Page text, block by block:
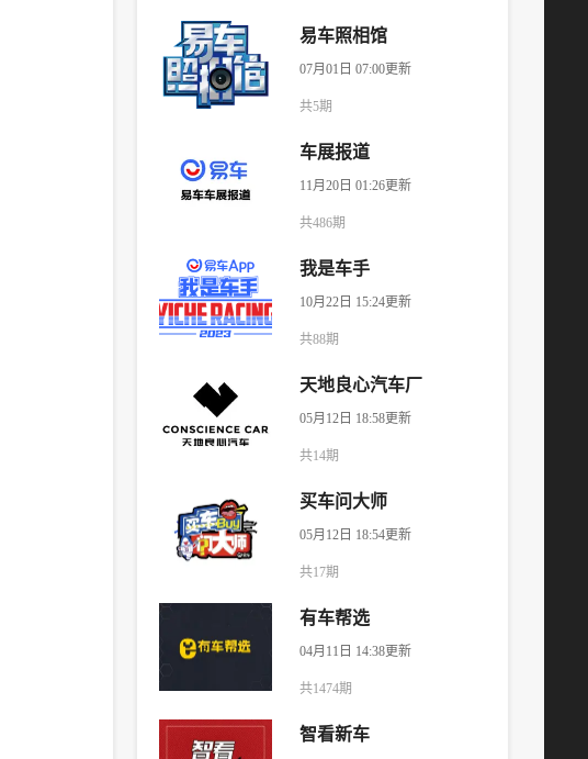
易车照相馆
07月01日 07:00更新
共5期
车展报道
11月20日 01:26更新
共486期
我是车手
10月22日 15:24更新
共88期
天地良心汽车厂
05月12日 18:58更新
共14期
买车问大师
05月12日 18:54更新
共17期
有车帮选
04月11日 14:38更新
共1474期
智看新车